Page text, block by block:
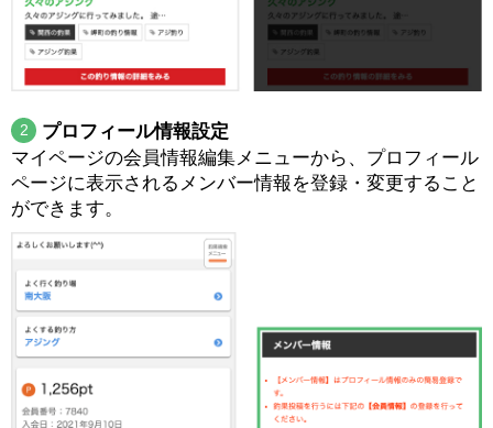
2
プロフィール情報設定
マイページの会員情報編集メニューから、プロフィール
ページに表示されるメンバー情報を登録・変更すること
ができます。